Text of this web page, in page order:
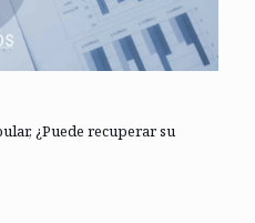
¿Puede recuperar su